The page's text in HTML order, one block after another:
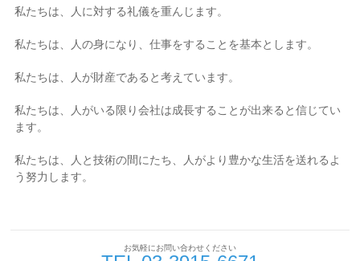
私たちは、人に対する礼儀を重んじます。
私たちは、人の身になり、仕事をすることを基本とします。
私たちは、人が財産であると考えています。
私たちは、人がいる限り会社は成長することが出来ると信じてい
ます。
私たちは、人と技術の間にたち、人がより豊かな生活を送れるよ
う努力します。
お気軽にお問い合わせください